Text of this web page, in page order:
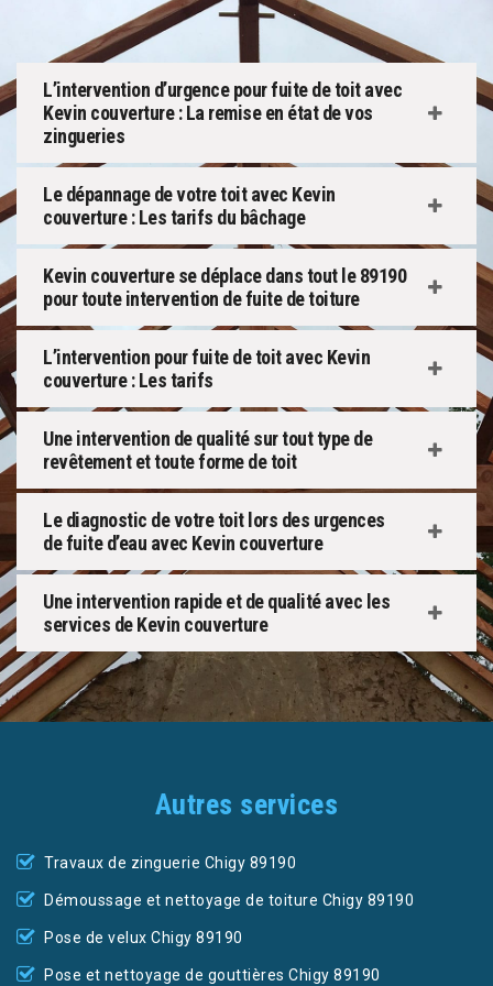
L’intervention d’urgence pour fuite de toit avec
Kevin couverture : La remise en état de vos
zingueries
Le dépannage de votre toit avec Kevin
couverture : Les tarifs du bâchage
Kevin couverture se déplace dans tout le 89190
pour toute intervention de fuite de toiture
L’intervention pour fuite de toit avec Kevin
couverture : Les tarifs
Une intervention de qualité sur tout type de
revêtement et toute forme de toit
Le diagnostic de votre toit lors des urgences
de fuite d’eau avec Kevin couverture
Une intervention rapide et de qualité avec les
services de Kevin couverture
Autres services
Travaux de zinguerie Chigy 89190
Démoussage et nettoyage de toiture Chigy 89190
Pose de velux Chigy 89190
Pose et nettoyage de gouttières Chigy 89190